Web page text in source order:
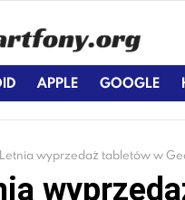
APPLE GOOGLE
Letnia wyprzedaż tabletów w Gearbest. Ceny -